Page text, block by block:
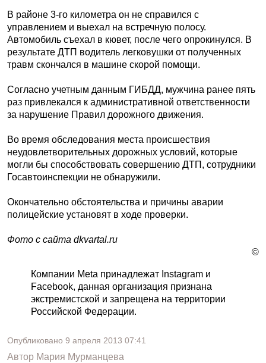
В районе 3-го километра он не справился с
управлением и выехал на встречную полосу.
Автомобиль съехал в кювет, после чего опрокинулся. В
результате ДТП водитель легковушки от полученных
травм скончался в машине скорой помощи.
Согласно учетным данным ГИБДД, мужчина ранее пять
раз привлекался к административной ответственности
за нарушение Правил дорожного движения.
Во время обследования места происшествия
неудовлетворительных дорожных условий, которые
могли бы способствовать совершению ДТП, сотрудники
Госавтоинспекции не обнаружили.
Окончательно обстоятельства и причины аварии
полицейские установят в ходе проверки.
Фото с сайта dkvartal.ru
©
Компании Meta принадлежат Instagram и
Facebook, данная организация признана
экстремистской и запрещена на территории
Российской Федерации.
Опубликовано 9 апреля 2013 07:41
Автор Мария Мурманцева